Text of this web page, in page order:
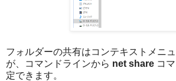
フォルダーの共有はコンテキストメニ
が、コマンドラインから net share コ
定できます。